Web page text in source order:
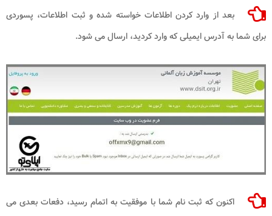
بعد از وارد کردن اطلاعات خواسته شده و ثبت اطلاعات، پسوردی
برای شما به آدرس ایمیلی که وارد کردید، ارسال می شود.
اکنون که ثبت نام شما با موفقیت به اتمام رسید، دفعات بعدی می